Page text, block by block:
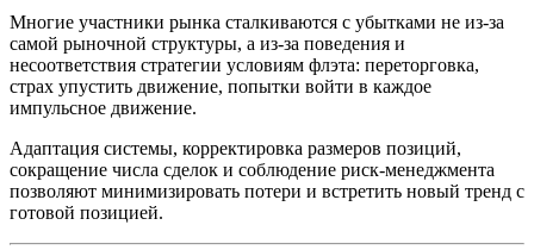
Многие участники рынка сталкиваются с убытками не из-за
самой рыночной структуры, а из-за поведения и
несоответствия стратегии условиям флэта: переторговка,
страх упустить движение, попытки войти в каждое
импульсное движение.
Адаптация системы, корректировка размеров позиций,
сокращение числа сделок и соблюдение риск-менеджмента
позволяют минимизировать потери и встретить новый тренд с
готовой позицией.